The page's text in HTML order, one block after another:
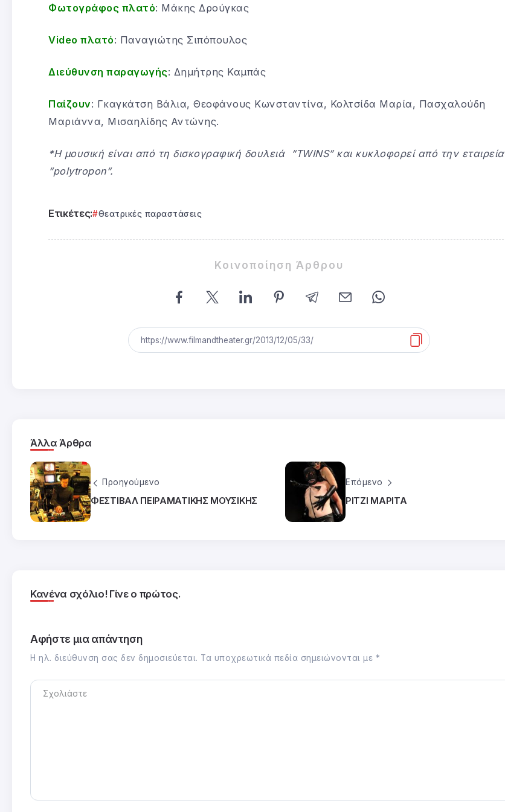
Φωτογράφος πλατό: Μάκης Δρούγκας
Video πλατό: Παναγιώτης Σιπόπουλος
Διεύθυνση παραγωγής: Δημήτρης Καμπάς
Παίζουν: Γκαγκάτση Βάλια, Θεοφάνους Κωνσταντίνα, Κολτσίδα Μαρία, Πασχαλούδη
Μαριάννα, Μισαηλίδης Αντώνης.
*Η μουσική είναι από τη δισκογραφική δουλειά “TWINS” και κυκλοφορεί από την εταιρεία
“polytropon“.
Ετικέτες: Θεατρικές παραστάσεις
Κοινοποίηση Άρθρου
Άλλα Άρθρα
Προηγούμενο
ΦΕΣΤΙΒΑΛ ΠΕΙΡΑΜΑΤΙΚΗΣ ΜΟΥΣΙΚΗΣ
Επόμενο
ΡΙΤΖΙ ΜΑΡΙΤΑ
Κανένα σχόλιο! Γίνε ο πρώτος.
Αφήστε μια απάντηση
Η ηλ. διεύθυνση σας δεν δημοσιεύεται. Τα υποχρεωτικά πεδία σημειώνονται με *